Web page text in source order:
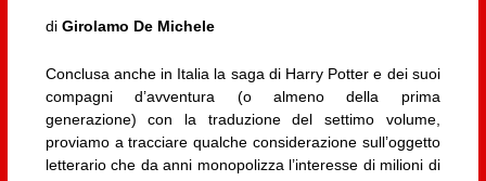
di Girolamo De Michele
Conclusa anche in Italia la saga di Harry Potter e dei suoi
compagni d’avventura (o almeno della prima
generazione) con la traduzione del settimo volume,
proviamo a tracciare qualche considerazione sull’oggetto
letterario che da anni monopolizza l’interesse di milioni di